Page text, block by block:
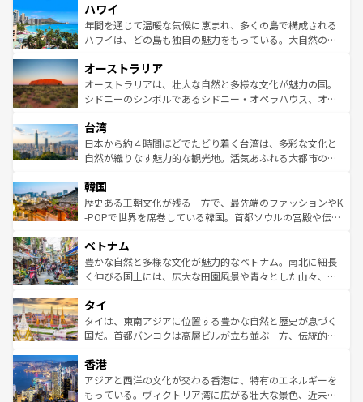
ば市内交通費無料で観光を楽しむこともできる。 なお、新
着のスイス情報はコンテンツ一覧 を参照してほしい。
のような巨大都市は、観光、ショッピング、エンターテイ
ンメントが詰まった刺激的なスポットだ。一方、アメリカ
西部には大自然が広がり、グランドキャニオンやイエロー
部のニューオーリンズでは、音楽と美食が融合した独特の
文化が魅力。旅行者はアメリカの各地域で異なる魅力を楽
しみながら、その多様性と豊かな歴史を感じることができ
ならではの贅沢な旅のスタイルだ。 なお、新着のアメリカ
情報はコンテンツ一覧を参照してほしい。
ハワイ
年間を通じて温暖な気候に恵まれ、多くの島で構成される
ハワイは、どの島も独自の魅力をもっている。大自然の神
ワイ島は見逃せない。また、定番の観光地といえばオアフ
島だが、静かな自然を求めるならマウイ島やカウアイ島が
おすすめ。エメラルドグリーンに輝く海をはじめ、豊かな
れるおもてなしの心で訪れる人々を迎えてくれるハワイの
人々、おいしいローカルフードやハワイアンミュージッ
ク、伝統的なフラダンスなど、すべてがハワイの魅力を彩
ワイを、存分に味わってほしい。 なお、新着のハワイ情報
はコンテンツ一覧を参照してほしい。
オーストラリア
オーストラリアは、壮大な自然と多様な文化が魅力の国。
シドニーのシンボルであるシドニー・オペラハウス、オー
リアリーフや大陸中央部にそびえるウルル（エアーズロッ
ク）、タスマニアの美しい原生林やケアンズの熱帯雨林な
ど、見どころがたくさん。また、カフェやワイン、オージ
いる。アクティビティも充実しており、サーフィンやダイ
ビング、ハイキングなど、アウトドア好きにはたまらな
い。オーストラリアの多彩な魅力を存分に味わいつくそ
参照してほしい。
台湾
日本から約４時間ほどでたどり着く台湾は、多彩な文化と
自然が織りなす魅力的な観光地。活気あふれる大都市の台
ン）、静ひつな山岳地帯である台湾東部など、都市の喧騒
と山間の静けさが共存しており、訪れる人に新しい発見と
驚きをもたらしてくれる。また、奥深い台湾の食文化も魅
容にもいいと評判のスイーツなど、バラエティ豊かな料理
が味わえる。 なお、新着の台湾情報は コンテンツ一覧を参
照してほしい。
韓国
歴史ある王朝文化が残る一方で、最先端のファッションやK
-POPで世界を席巻している韓国。首都ソウルの宮殿や伝統
き、地方に足を延ばせば四季折々の自然美を楽しむことが
できる。そして、キムチや焼肉、絶品のストリートフード
まで、さまざまな韓国料理が待っている。夜には、韓国な
リティに包まれながら、韓国の多彩な魅力を心ゆくまで味
わってみてほしい。 なお、新着の韓国情報はコンテンツ一
覧を参照してほしい。
ベトナム
豊かな自然と多様な文化が魅力的なベトナム。南北に細長
く伸びる国土には、広大な田園風景や青々とした山々、世
急速な発展と共に伝統が息づく。ハノイの古い町並みやホ
ーチミン市のフランス統治時代の建物も、独特の雰囲気を
醸し出している。また、バラエティの豊かさとおいしさで
とつ。フォーやバインミー、ベトナムコーヒーなどは、ぜ
ひ現地で味わいたい。どの地域を訪れてもあたたかい人々
が旅行者を迎えてくれるので、きっと忘れられない旅にな
タイ
タイは、東南アジアに位置する豊かな自然と歴史が息づく
国だ。首都バンコクは高層ビルが立ち並ぶ一方、伝統的な
の活気が交差している。北部ではチェンマイなどの山岳地
帯で自然と触れ合い、南部ではプーケットやクラビの美し
いビーチでリゾート気分を楽しむことができる。タイ料理
香港
アジアと西洋の文化が交わる香港は、特有のエネルギーを
もっている。ヴィクトリア湾に広がる壮大な景色、近未来